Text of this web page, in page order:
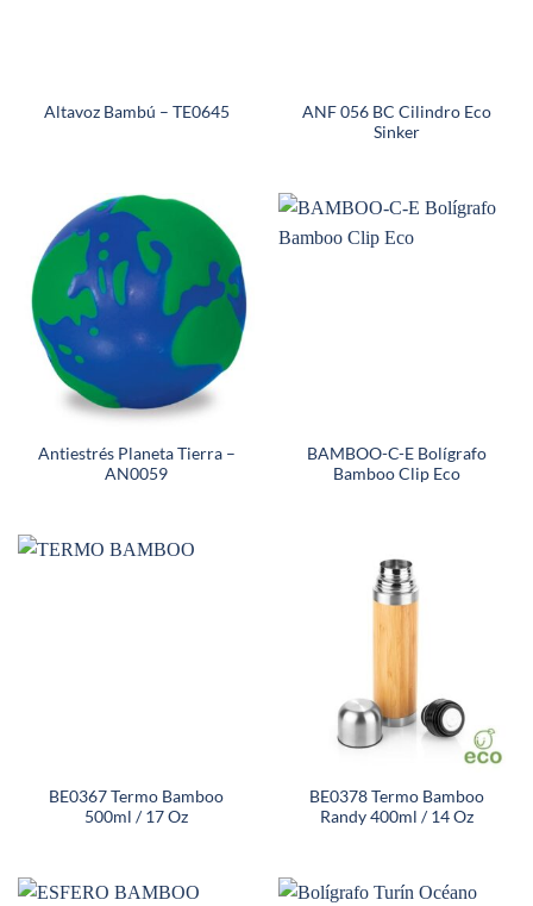
Altavoz Bambú – TE0645
ANF 056 BC Cilindro Eco
Sinker
Antiestrés Planeta Tierra –
AN0059
BAMBOO-C-E Bolígrafo
Bamboo Clip Eco
BE0367 Termo Bamboo
500ml / 17 Oz
BE0378 Termo Bamboo
Randy 400ml / 14 Oz